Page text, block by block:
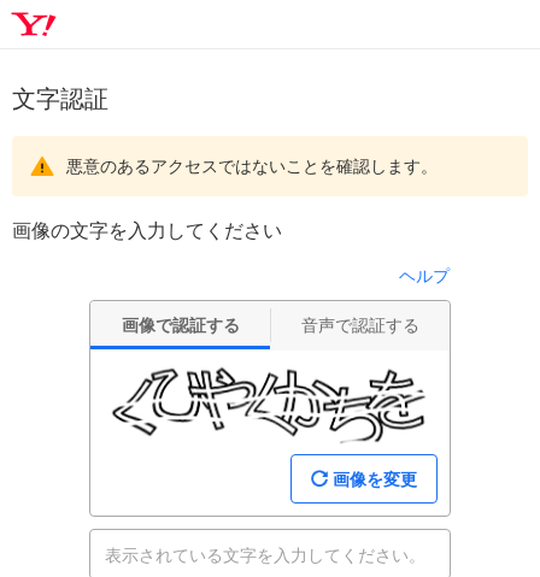
文字認証
悪意のあるアクセスではないことを確認します。
画像の文字を入力してください
ヘルプ
画像で認証する 音声で認証する
画像を変更